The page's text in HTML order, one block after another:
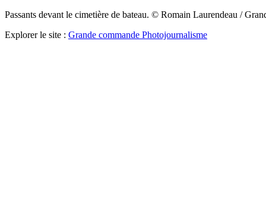
Passants devant le cimetière de bateau. © Romain Laurendeau /
Explorer le site : Grande commande Photojournalisme